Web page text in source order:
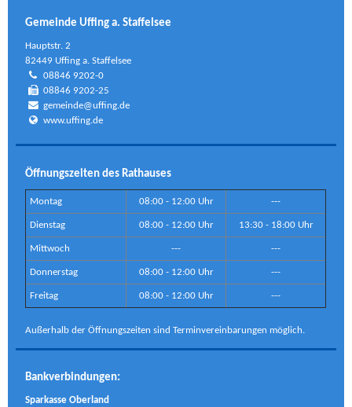
Gemeinde Uffing a. Staffelsee
Hauptstr. 2
82449 Uffing a. Staffelsee
08846 9202-0
08846 9202-25
gemeinde@uffing.de
www.uffing.de
Öffnungszeiten des Rathauses
Montag 08:00 - 12:00 Uhr ---
Dienstag 08:00 - 12:00 Uhr 13:30 - 18:00 Uhr
Mittwoch --- ---
Donnerstag 08:00 - 12:00 Uhr ---
Freitag 08:00 - 12:00 Uhr ---
Außerhalb der Öffnungszeiten sind Terminvereinbarungen möglich.
Bankverbindungen:
Sparkasse Oberland